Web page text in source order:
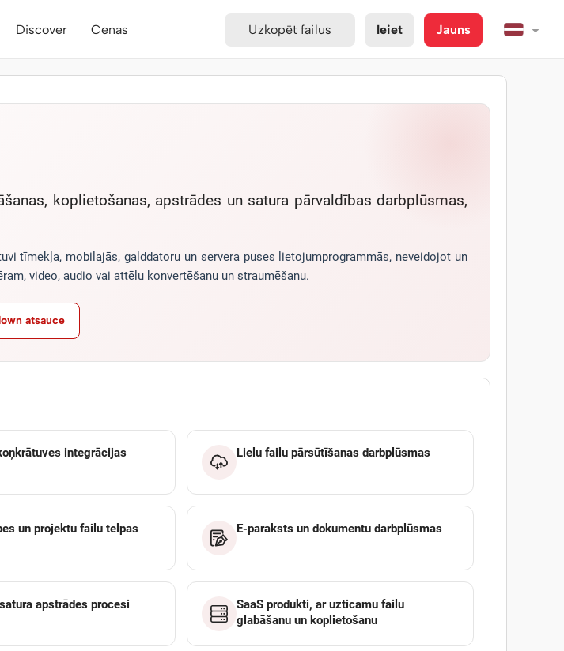
Discover Cenas Uzkopēt failus Ieiet Jauns
koplietošanas, apstrādes un satura pārvaldības darbplūsmas,
tīmekļa, mobilajās, galddatoru un servera puses lietojumprogrammās, neveidojot un
video, audio vai attēlu konvertēšanu un straumēšanu.
atsauce
integrācijas Lielu failu pārsūtīšanas darbplūsmas
un projektu failu telpas E-paraksts un dokumentu darbplūsmas
apstrādes procesi
SaaS produkti, ar uzticamu failu
glabāšanu un koplietošanu